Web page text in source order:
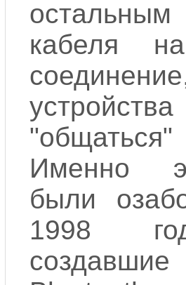
кабеля
Именно
были
1998